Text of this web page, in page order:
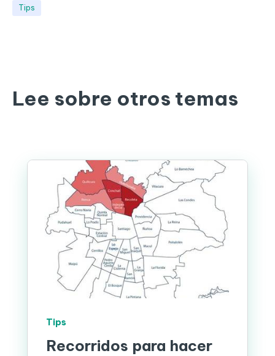
Tips
Lee sobre otros temas
Tips
Recorridos para hacer